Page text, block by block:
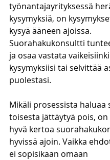
työnantajayrityksessä
kysymyksiä, on
kysyä ääneen ajoissa.
Suorahakukonsultti
ja osaa vastata
kysymyksiisi tai selvittää
puolestasi.
Mikäli prosessista haluaa
toisesta jättäytyä pois, on
hyvä kertoa
hyvissä ajoin. Vaikka
ei sopisikaan omaan